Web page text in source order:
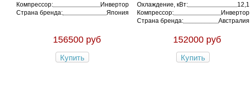
Компрессор:
Инвертор
Страна бренда:
Япония
156500 руб
Купить
Охлаждение, кВт:
12,1
Компрессор:
Инвертор
Страна бренда:
Австралия
152000 руб
Купить